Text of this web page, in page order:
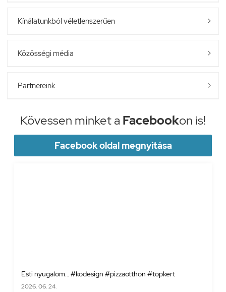
Kínálatunkból véletlenszerűen 
Közösségi média 
Partnereink 
Kövessen minket a Facebookon is!
Facebook oldal megnyitása
Esti nyugalom… #kodesign #pizzaotthon #topkert
2026. 06. 24.